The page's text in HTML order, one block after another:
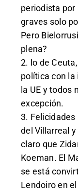
periodista
graves solo
Pero
plena?
2. lo de
política con la
la UE y todos
excepción.
3.
del Villarreal
claro que
Koeman. El
se está
Lendoiro en